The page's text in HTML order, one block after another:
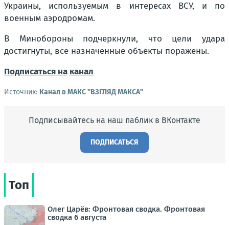
Украины, используемым в интересах ВСУ, и по
военным аэродромам.
В Минобороны подчеркнули, что цели удара
достигнуты, все назначенные объекты поражены.
Подписаться на канал
Источник: Канал в МАКС "ВЗГЛЯД МАКСА"
Подписывайтесь на наш паблик в ВКонтакте
ПОДПИСАТЬСЯ
Топ
Олег Царёв: Фронтовая сводка. Фронтовая
сводка 6 августа